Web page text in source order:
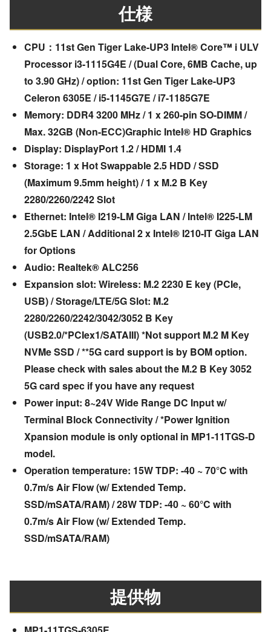
仕様
CPU：11st Gen Tiger Lake-UP3 Intel® Core™ i ULV
Processor i3-1115G4E / (Dual Core, 6MB Cache, up
to 3.90 GHz) / option: 11st Gen Tiger Lake-UP3
Celeron 6305E / i5-1145G7E / i7-1185G7E
Memory: DDR4 3200 MHz / 1 x 260-pin SO-DIMM /
Max. 32GB (Non-ECC)Graphic Intel® HD Graphics
Display: DisplayPort 1.2 / HDMI 1.4
Storage: 1 x Hot Swappable 2.5 HDD / SSD
(Maximum 9.5mm height) / 1 x M.2 B Key
2280/2260/2242 Slot
Ethernet: Intel® I219-LM Giga LAN / Intel® I225-LM
2.5GbE LAN / Additional 2 x Intel® I210-IT Giga LAN
for Options
Audio: Realtek® ALC256
Expansion slot: Wireless: M.2 2230 E key (PCIe,
USB) / Storage/LTE/5G Slot: M.2
2280/2260/2242/3042/3052 B Key
(USB2.0/*PCIex1/SATAIII) *Not support M.2 M Key
NVMe SSD / **5G card support is by BOM option.
Please check with sales about the M.2 B Key 3052
5G card spec if you have any request
Power input: 8~24V Wide Range DC Input w/
Terminal Block Connectivity / *Power Ignition
Xpansion module is only optional in MP1-11TGS-D
model.
Operation temperature: 15W TDP: -40 ~ 70°C with
0.7m/s Air Flow (w/ Extended Temp.
SSD/mSATA/RAM) / 28W TDP: -40 ~ 60°C with
0.7m/s Air Flow (w/ Extended Temp.
SSD/mSATA/RAM)
提供物